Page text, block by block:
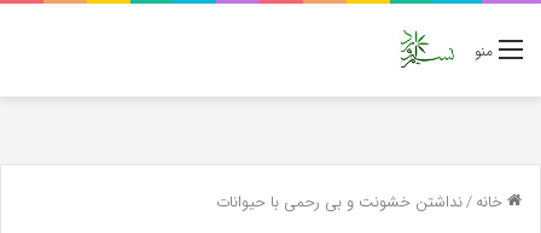
منو
خانه/نداشتن خشونت و بی رحمی با حیوانات